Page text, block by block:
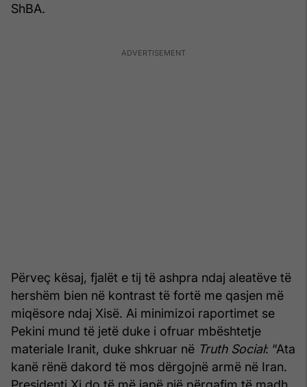
ShBA.
Përveç kësaj, fjalët e tij të ashpra ndaj aleatëve të
hershëm bien në kontrast të fortë me qasjen më
miqësore ndaj Xisë. Ai minimizoi raportimet se
Pekini mund të jetë duke i ofruar mbështetje
materiale Iranit, duke shkruar në Truth Social: “Ata
kanë rënë dakord të mos dërgojnë armë në Iran.